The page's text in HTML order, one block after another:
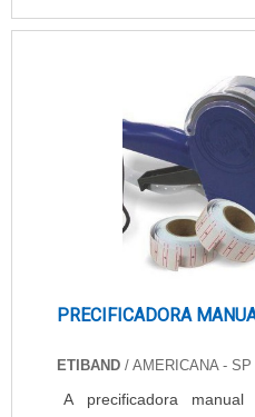
grande porte utilizam das
No mercado gráfico
PRECIFICADORA
ETIBAND / AMERICANA - SP
A precificadora